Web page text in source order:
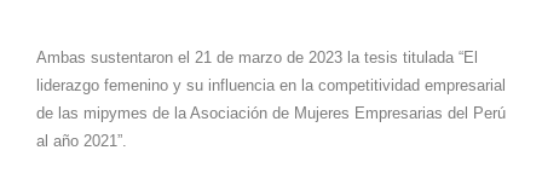
Ambas sustentaron el 21 de marzo de 2023 la tesis titulada “El
liderazgo femenino y su influencia en la competitividad empresarial
de las mipymes de la Asociación de Mujeres Empresarias del Perú
al año 2021”.